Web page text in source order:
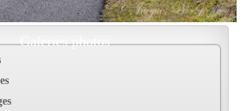
Galeries photos